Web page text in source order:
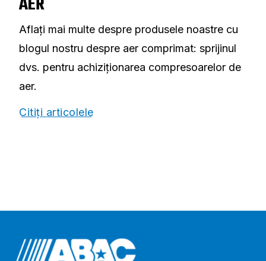
Aflați mai multe despre produsele noastre cu
blogul nostru despre aer comprimat: sprijinul
dvs. pentru achiziționarea compresoarelor de
aer.
Citiți articolele